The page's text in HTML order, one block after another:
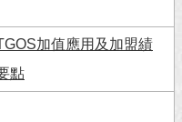
加值應用及加盟績
點